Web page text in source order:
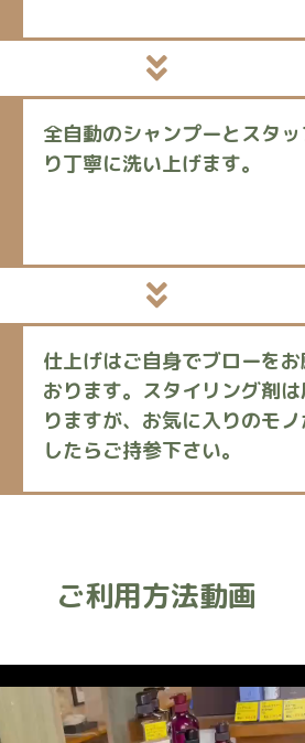
全自動のシャンプーとスタ
り丁寧に洗い上げます。
仕上げはご自身でブローを
おります。スタイリング剤
りますが、お気に入りのモ
したらご持参下さい。
ご利用方法動画